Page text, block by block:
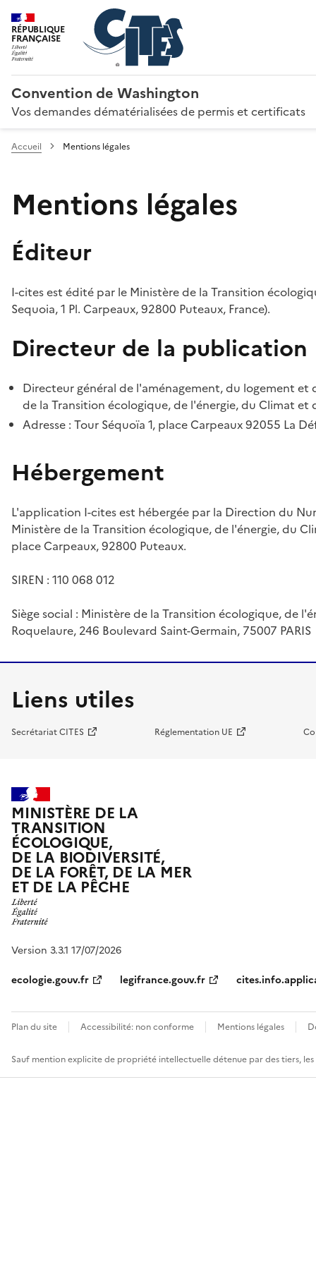
RÉPUBLIQUE
FRANÇAISE
Convention de Washington
Vos demandes dématérialisées de permis et certificats
Accueil Mentions légales
Mentions légales
Éditeur
I-cites est édité par le Ministère de la Transition
Sequoia, 1 Pl. Carpeaux, 92800 Puteaux, France).
Directeur de la publication
Directeur général de l'aménagement, du logement
de la Transition écologique, de l'énergie, du Climat et
Adresse : Tour Séquoïa 1, place Carpeaux 92055 La
Hébergement
L'application I-cites est hébergée par la Direction du
Ministère de la Transition écologique, de l'énergie, du
place Carpeaux, 92800 Puteaux.
SIREN : 110 068 012
Siège social : Ministère de la Transition écologique, de
Roquelaure, 246 Boulevard Saint-Germain, 75007 PARIS
Liens utiles
Secrétariat CITES Réglementation UE
MINISTÈRE DE LA
TRANSITION
ÉCOLOGIQUE,
DE LA BIODIVERSITÉ,
DE LA FORÊT, DE LA MER
ET DE LA PÊCHE
Version 3.3.1 17/07/2026
ecologie.gouv.fr
legifrance.gouv.fr
Plan du site Accessibilité: non conforme Mentions légales
Sauf mention explicite de propriété intellectuelle détenue par des tiers,